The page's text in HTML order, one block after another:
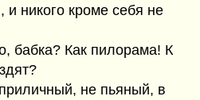
и никого кроме себя не
бабка? Как пилорама! К
не пьяный, в